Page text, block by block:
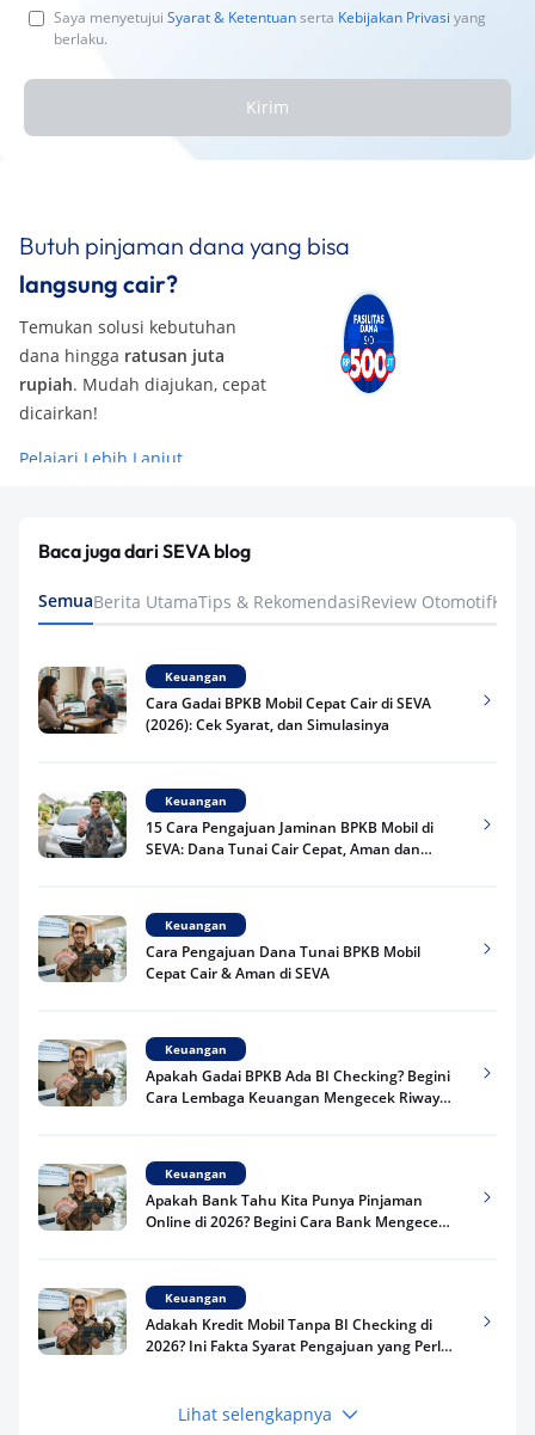
Saya menyetujui Syarat & Ketentuanserta Kebijakan Privasi yang
berlaku.
Kirim
Butuh pinjaman dana yang bisa
langsung cair?
Temukan solusi kebutuhan
dana hingga ratusan juta
rupiah. Mudah diajukan, cepat
dicairkan!
Pelajari Lebih Lanjut
Baca juga dari SEVA blog
SemuaBerita UtamaTips & RekomendasiReview Otomotif
Keuangan
Cara Gadai BPKB Mobil Cepat Cair di SEVA
(2026): Cek Syarat, dan Simulasinya
Keuangan
15 Cara Pengajuan Jaminan BPKB Mobil di
SEVA: Dana Tunai Cair Cepat, Aman dan
Keuangan
Cara Pengajuan Dana Tunai BPKB Mobil
Cepat Cair & Aman di SEVA
Keuangan
Apakah Gadai BPKB Ada BI Checking? Begini
Cara Lembaga Keuangan Mengecek Riwayat
Keuangan
Apakah Bank Tahu Kita Punya Pinjaman
Online di 2026? Begini Cara Bank Mengecek
Keuangan
Adakah Kredit Mobil Tanpa BI Checking di
2026? Ini Fakta Syarat Pengajuan yang Perlu
Keuangan
Lihat selengkapnya